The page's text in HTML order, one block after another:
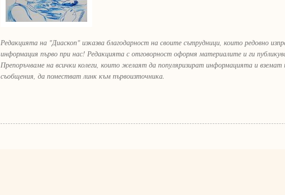
Редакцията на "Диаскоп" изказва благодарност на своите сътрудници, които редовно
информация първо при нас! Редакцията с отговорност оформя материалите и ги
Препоръчваме на всички колеги, които желаят да популяризират информацията и вземат
съобщения, да поместват линк към първоизточника.